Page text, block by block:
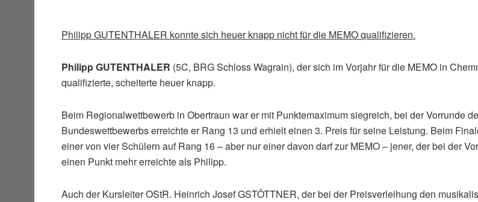
Philipp GUTENTHALER konnte sich heuer knapp nicht für die MEMO qualifizieren.
Philipp GUTENTHALER (5C, BRG Schloss Wagrain), der sich im Vorjahr für die MEMO in
qualifizierte, scheiterte heuer knapp.
Beim Regionalwettbewerb in Obertraun war er mit Punktemaximum siegreich, bei der Vorrunde
Bundeswettbewerbs erreichte er Rang 13 und erhielt einen 3. Preis für seine Leistung. Beim
einer von vier Schülern auf Rang 16 – aber nur einer davon darf zur MEMO – jener, der bei der
einen Punkt mehr erreichte als Philipp.
Auch der Kursleiter OStR. Heinrich Josef GSTÖTTNER, der bei der Preisverleihung den